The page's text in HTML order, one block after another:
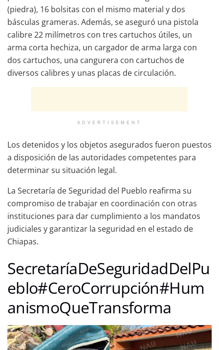
(piedra), 16 bolsitas con el mismo material y dos
básculas grameras. Además, se aseguró una pistola
calibre 22 milímetros con tres cartuchos útiles, un
arma corta hechiza, un cargador de arma larga con
dos cartuchos, una cangurera con cartuchos de
diversos calibres y unas placas de circulación.
ADVERTISEMENT
Los detenidos y los objetos asegurados fueron puestos
a disposición de las autoridades competentes para
determinar su situación legal.
La Secretaría de Seguridad del Pueblo reafirma su
compromiso de trabajar en coordinación con otras
instituciones para dar cumplimiento a los mandatos
judiciales y garantizar la seguridad en el estado de
Chiapas.
SecretaríaDeSeguridadDelPu
eblo#CeroCorrupción#Hum
anismoQueTransforma